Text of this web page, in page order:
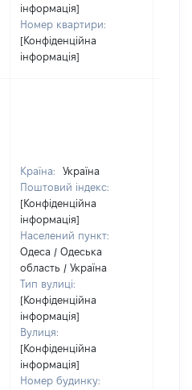
інформація]
Номер квартири:
[Конфіденційна
інформація]
Країна:
Україна
Поштовий індекс:
[Конфіденційна
інформація]
Населений пункт:
Одеса / Одеська
область / Україна
Тип вулиці:
[Конфіденційна
інформація]
Вулиця:
[Конфіденційна
інформація]
Номер будинку: